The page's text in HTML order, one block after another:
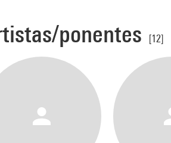
ponentes [12]